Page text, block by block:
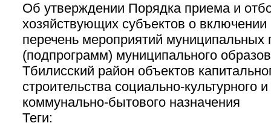
Об утверждении Порядка приема и
хозяйствующих субъектов о включении
перечень мероприятий муниципальных
(подпрограмм) муниципального
Тбилисский район объектов
строительства социально-культурного
коммунально-бытового назначения
Теги: